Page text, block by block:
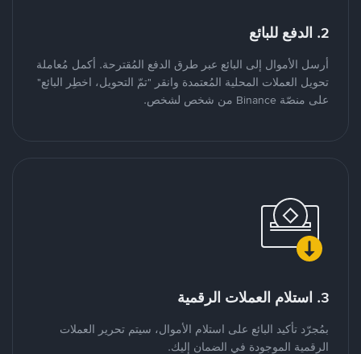
2. الدفع للبائع
أرسل الأموال إلى البائع عبر طرق الدفع المُقترحة. أكمل مُعاملة
تحويل العملات المحلية المُعتمدة وانقر "تمّ التحويل، اخطِر البائع"
على منصّة Binance من شخص لشخص.
3. استلام العملات الرقمية
بمُجرّد تأكيد البائع على استلام الأموال، سيتم تحرير العملات
الرقمية الموجودة في الضمان إليك.